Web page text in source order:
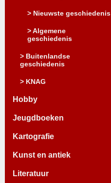
> Nieuwste geschiedenis
> Algemene
geschiedenis
> Buitenlandse
geschiedenis
> KNAG
Hobby
Jeugdboeken
Kartografie
Kunst en antiek
Literatuur